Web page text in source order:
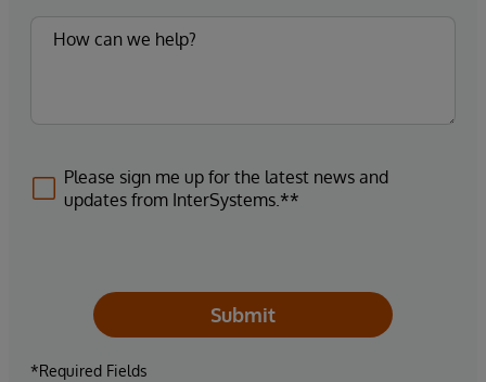
Please sign me up for the latest news and
updates from InterSystems.**
Submit
*Required Fields